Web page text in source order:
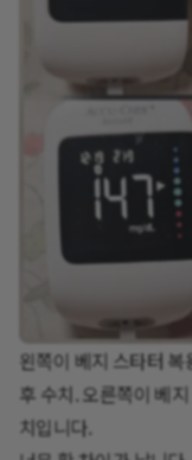
왼쪽이 베지 스타터
후 수치. 오른쪽이 베
치입니다.